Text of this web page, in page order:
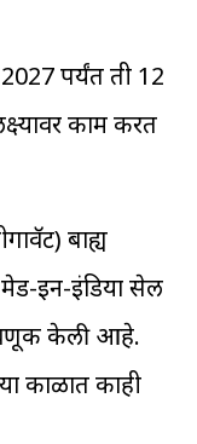
पर्यंत ती 12
काम करत
बाह्य
इन-इंडिया सेल
केली आहे.
काळात काही